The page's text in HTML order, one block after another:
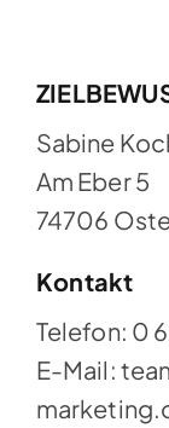
Agentur
Kunden
Kontakt
Sabine
Am Eber 5
74706
Kontakt
Telefon: 0
E-Mail: